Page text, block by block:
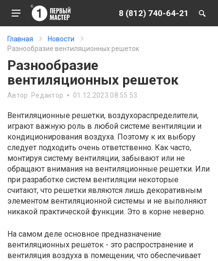
8 (812) 740-64-21
Главная
Новости
Разнообразие вентиляционных решеток
Разнообразие
вентиляционных решеток
Автор: Редактор 01.12.2023 08:55:53
Вентиляционные решетки, воздухораспределители,
играют важную роль в любой системе вентиляции и
кондиционирования воздуха. Поэтому к их выбору
следует подходить очень ответственно. Как часто,
монтируя систему вентиляции, забывают или не
обращают внимания на вентиляционные решетки. Или
при разработке систем вентиляции некоторые
считают, что решетки являются лишь декоративным
элементом вентиляционной системы и не выполняют
никакой практической функции. Это в корне неверно.
На самом деле основное предназначение
вентиляционных решеток - это распространение и
вентиляция воздуха в помещении, что обеспечивает